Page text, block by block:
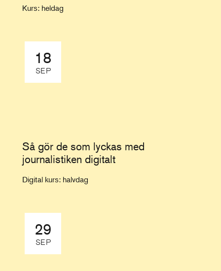
Kurs: heldag
18
SEP
Så gör de som lyckas med
journalistiken digitalt
Digital kurs: halvdag
29
SEP